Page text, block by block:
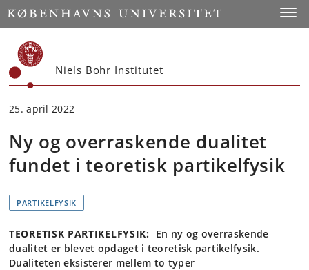
Start
Niels Bohr Institutet
25. april 2022
Ny og overraskende dualitet
fundet i teoretisk partikelfysik
PARTIKELFYSIK
TEORETISK PARTIKELFYSIK: En ny og overraskende
dualitet er blevet opdaget i teoretisk partikelfysik.
Dualiteten eksisterer mellem to typer